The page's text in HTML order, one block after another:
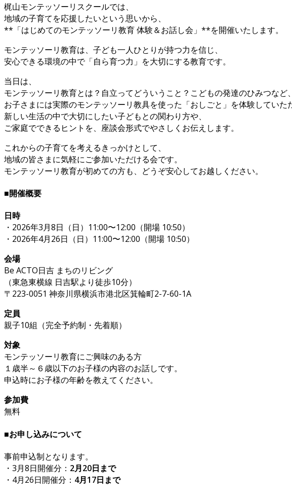
梶山モンテッソーリスクールでは、
地域の子育てを応援したいという思いから、
**「はじめてのモンテッソーリ教育 体験＆お話し会」**を開催いたします。
モンテッソーリ教育は、子ども一人ひとりが持つ力を信じ、
安心できる環境の中で「自ら育つ力」を大切にする教育です。
当日は、
モンテッソーリ教育とは？自立ってどういうこと？こどもの発達のひみつなど
お子さまには実際のモンテッソーリ教具を使った「おしごと」を体験していた
新しい生活の中で大切にしたい子どもとの関わり方や、
ご家庭でできるヒントを、座談会形式でやさしくお伝えします。
これからの子育てを考えるきっかけとして、
地域の皆さまに気軽にご参加いただける会です。
モンテッソーリ教育が初めての方も、どうぞ安心してお越しください。
■開催概要
日時
・2026年3月8日（日）11:00〜12:00（開場 10:50）
・2026年4月26日（日）11:00〜12:00（開場 10:50）
会場
Be ACTO日吉 まちのリビング
（東急東横線 日吉駅より徒歩10分）
〒223-0051 神奈川県横浜市港北区箕輪町2-7-60-1A
定員
親子10組（完全予約制・先着順）
対象
モンテッソーリ教育にご興味のある方
１歳半～６歳以下のお子様の内容のお話しです。
申込時にお子様の年齢を教えてください。
参加費
無料
■お申し込みについて
事前申込制となります。
・3月8日開催分： 2月20日まで
・4月26日開催分： 4月17日まで